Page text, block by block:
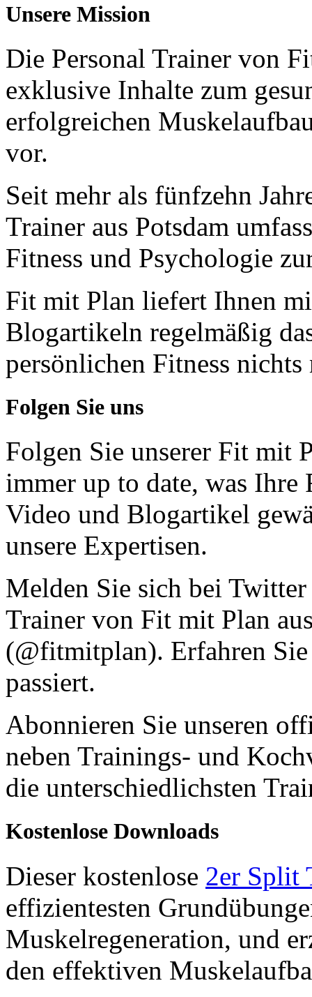
Unsere Mission
Die Personal Trainer von
exklusive Inhalte zum
erfolgreichen
vor.
Seit mehr als fünfzehn
Trainer aus Potsdam
Fitness und Psychologie
Fit mit Plan liefert Ihnen
Blogartikeln regelmäßig
persönlichen Fitness nichts
Folgen Sie uns
Folgen Sie unserer Fit mit
immer up to date, was Ihre
Video und Blogartikel
unsere Expertisen.
Melden Sie sich bei
Trainer von Fit mit Plan
(@fitmitplan). Erfahren
passiert.
Abonnieren Sie unseren
neben Trainings- und
die unterschiedlichsten
Kostenlose Downloads
Dieser kostenlose 2er Split
effizientesten
Muskelregeneration, und
den effektiven